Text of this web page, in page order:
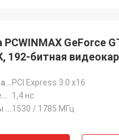
GeForce
192-битная
Состояние товара: PCI Express 3.0 x16
Скорость видеопамяти:
1,4 нс
Основные часы (МГц):1530 / 1785 МГц